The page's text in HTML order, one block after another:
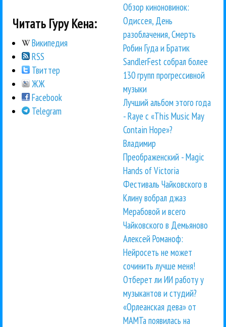
Читать Гуру Кена:
Википедия
RSS
Твиттер
ЖЖ
Facebook
Telegram
Обзор киноновинок:
Одиссея, День
разоблачения, Смерть
Робин Гуда и Братик
SandlerFest собрал более
130 групп прогрессивной
музыки
Лучший альбом этого года
- Raye с «This Music May
Contain Hope»?
Владимир
Преображенский - Magic
Hands of Victoria
Фестиваль Чайковского в
Клину вобрал джаз
Мерабовой и всего
Чайковского в Демьяново
Алексей Романоф:
Нейросеть не может
сочинить лучше меня!
Отберет ли ИИ работу у
музыкантов и студий?
«Орлеанская дева» от
МАМТа появилась на